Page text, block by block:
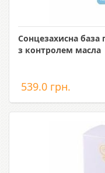
Сонцезахисна база
з контролем масла
539.0 грн.